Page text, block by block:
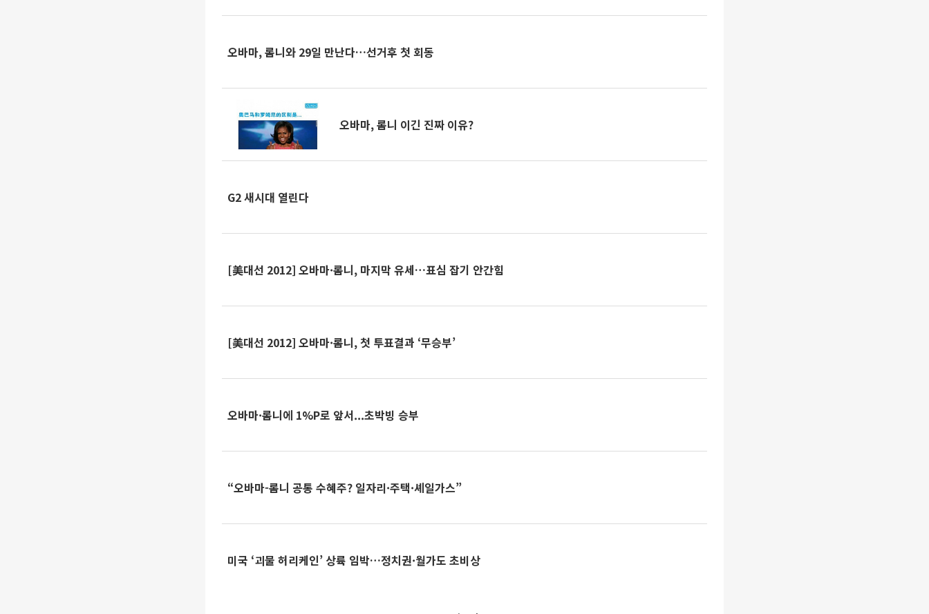
오바마, 롬니와 29일 만난다…선거후 첫 회동
오바마, 롬니 이긴 진짜 이유?
G2 새시대 열린다
[美대선 2012] 오바마·롬니, 마지막 유세…표심 잡기 안간힘
[美대선 2012] 오바마·롬니, 첫 투표결과 ‘무승부’
오바마·롬니에 1%P로 앞서...초박빙 승부
“오바마-롬니 공통 수혜주? 일자리·주택·셰일가스”
미국 ‘괴물 허리케인’ 상륙 임박…정치권·월가도 초비상